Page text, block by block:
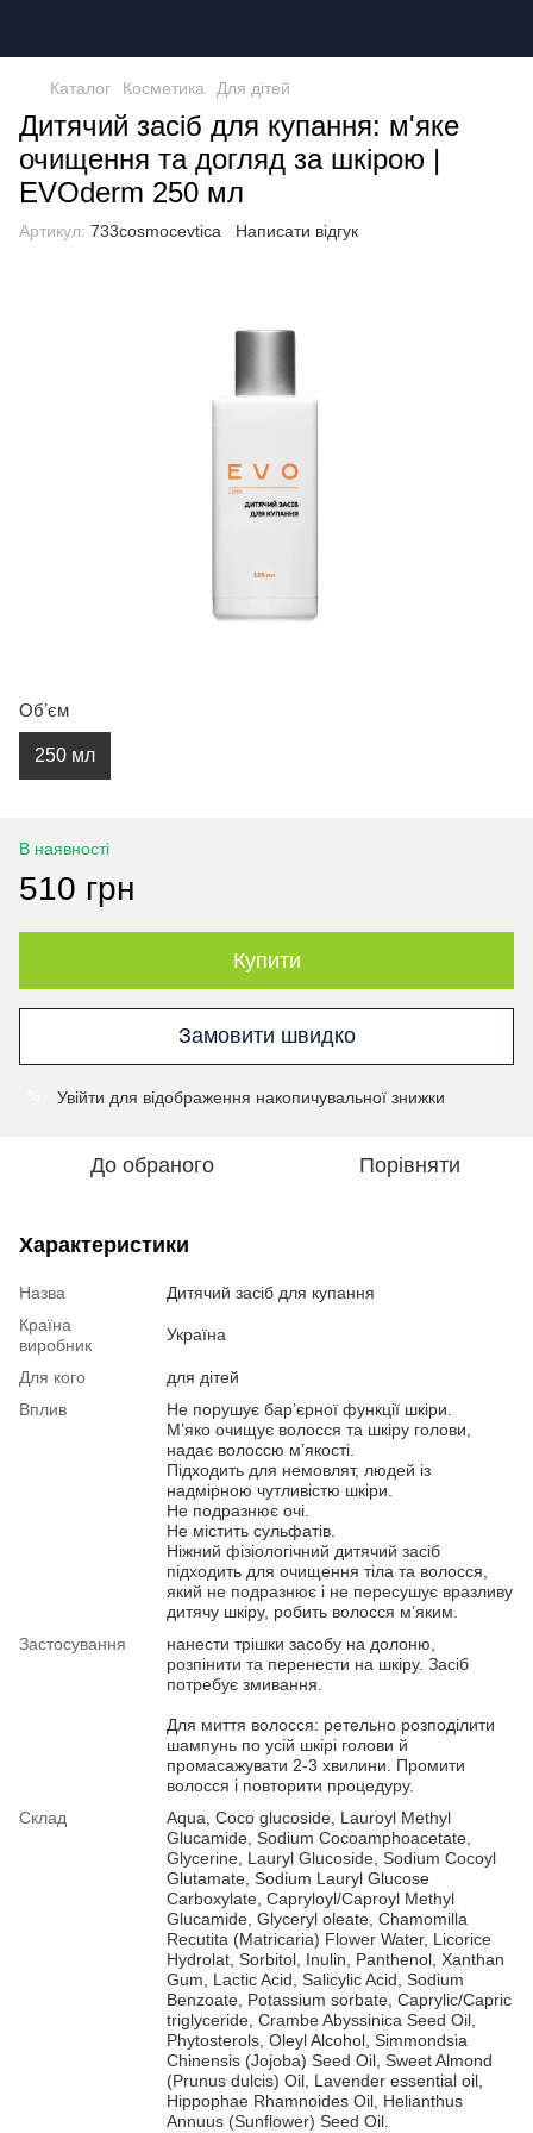
Каталог Косметика Для дітей
Дитячий засіб для купання: м'яке
очищення та догляд за шкірою |
EVOderm 250 мл
Артикул: 733cosmocevtica Написати відгук
Обʼєм
250 мл
В наявності
510 грн
Купити
Замовити швидко
Увійти для відображення накопичувальної знижки
До обраного Порівняти
Характеристики
Назва
Дитячий засіб для купання
Країна
виробник
Україна
Для кого
для дітей
Вплив
Не порушує бар’єрної функції шкіри.
М’яко очищує волосся та шкіру голови,
надає волоссю м’якості.
Підходить для немовлят, людей із
надмірною чутливістю шкіри.
Не подразнює очі.
Не містить сульфатів.
Ніжний фізіологічний дитячий засіб
підходить для очищення тіла та волосся,
який не подразнює і не пересушує вразливу
дитячу шкіру, робить волосся м’яким.
Застосування
нанести трішки засобу на долоню,
розпінити та перенести на шкіру. Засіб
потребує змивання.
Для миття волосся: ретельно розподілити
шампунь по усій шкірі голови й
промасажувати 2-3 хвилини. Промити
волосся і повторити процедуру.
Склад
Aqua, Coco glucoside, Lauroyl Methyl
Glucamide, Sodium Cocoamphoacetate,
Glycerine, Lauryl Glucoside, Sodium Cocoyl
Glutamate, Sodium Lauryl Glucose
Carboxylate, Capryloyl/Caproyl Methyl
Glucamide, Glyceryl oleate, Chamomilla
Recutita (Matricaria) Flower Water, Licorice
Hydrolat, Sorbitol, Inulin, Panthenol, Xanthan
Gum, Lactic Acid, Salicylic Acid, Sodium
Benzoate, Potassium sorbate, Caprylic/Capric
triglyceride, Crambe Abyssinica Seed Oil,
Phytosterols, Oleyl Alcohol, Simmondsia
Chinensis (Jojoba) Seed Oil, Sweet Almond
(Prunus dulcis) Oil, Lavender essential oil,
Hippophae Rhamnoides Oil, Helianthus
Annuus (Sunflower) Seed Oil.